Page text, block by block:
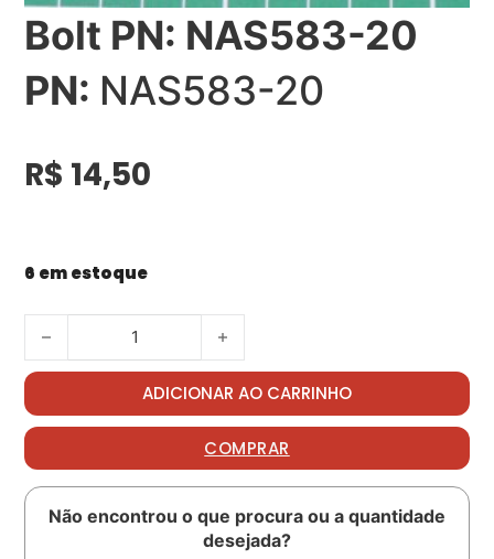
Bolt PN: NAS583-20
PN: NAS583-20
R$ 14,50
6 em estoque
Bolt PN: NAS583-20 quantidade
ADICIONAR AO CARRINHO
COMPRAR
Não encontrou o que procura ou a quantidade
desejada?